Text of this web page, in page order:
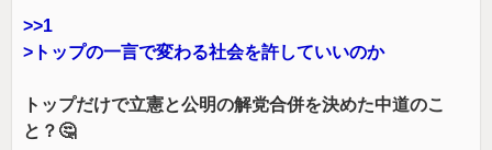
>>1
>トップの一言で変わる社会を許していいのか
トップだけで立憲と公明の解党合併を決めた中道のこ
と？🤔